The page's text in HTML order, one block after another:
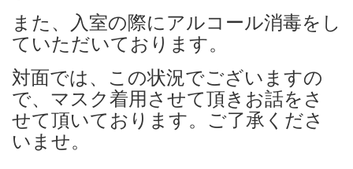
また、入室の際にアルコール消毒をし
ていただいております。
対面では、この状況でございますの
で、マスク着用させて頂きお話をさ
せて頂いております。ご了承くださ
いませ。